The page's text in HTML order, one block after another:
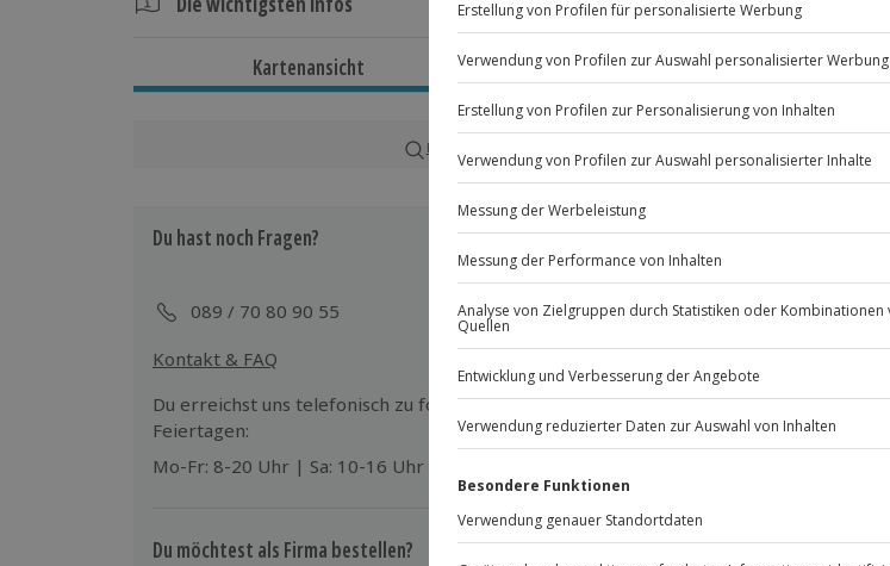
Gesamtdauer: ca. 40 Minuten
Reine Erlebnisdauer: ca. 30 Minuten
Ganzjährig zu bestimmten Terminen verfügbar
Mindestalter: 12 Jahre (unter 18 Jahren nur mit Einverständniserklärung
eines Erziehungsberechtigten)
Mitzubringen: bequeme Freizeitkleidung
Begleitperson möglich (gegen Gebühr)
Kartenansicht Listenansicht
© OpenStreetMaps
Karte in Großansicht
Du hast noch Fragen?
089 / 70 80 90 55
Kontakt & FAQ
Jochen SchweizerGmbH
81671 München
Du erreichst uns telefonisch zu folgenden Zeiten, außer an bundesweiten
Feiertagen:
Mo-Fr: 8-20 Uhr | Sa: 10-16 Uhr
Du möchtest als Firma bestellen?